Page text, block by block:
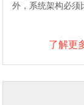
外，系统架构必须
了解更